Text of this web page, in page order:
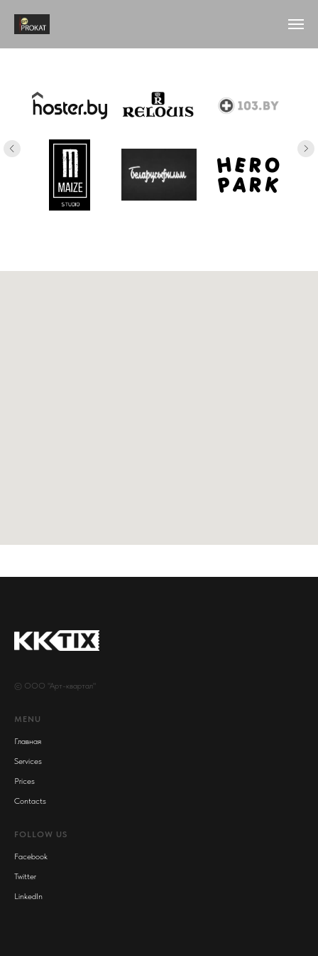
© ООО "Арт-квартал"
MENU
Главная
Services
Prices
Contacts
FOLLOW US
Facebook
Twitter
LinkedIn